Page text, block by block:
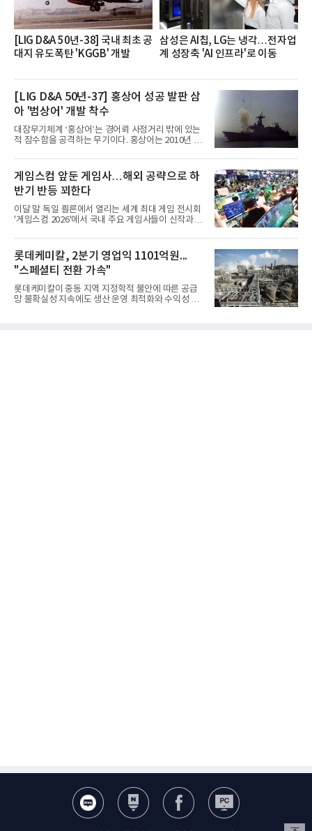
[LIG D&A 50년-38] 국내 최초 공
대지 유도폭탄 'KGGB' 개발
삼성은 AI칩, LG는 냉각…전자업
계 성장축 'AI 인프라'로 이동
[LIG D&A 50년-37] 홍상어 성공 발판 삼
아 '범상어' 개발 착수
대잠무기체계 ‘홍상어’는 경어뢰 사정거리 밖에 있는
적 잠수함을 공격하는 무기이다. 홍상어는 2010년 넥
이뤄졌다. 이후 2012년 한국형 구축함(KDX-1) 이상
의 함정에 실전 배치됐다.그해 7월 해군은 동해상에서
성능 검증을 위해 홍상어 시험발사를 실시했다. 이때
홍상어가 목표 지점에서 입수한 후 표적을 타격하지
못하고 물속에서 멈춰버리는 예상 밖의 일이 벌어졌
다. 2차 품질확인 사격 시험에서도 만족스러운 결과를
얻지 못했다. 완벽한 신뢰성 확보를 위해 LIG넥스원은
분야를
게임스컴 앞둔 게임사…해외 공략으로 하
반기 반등 꾀한다
이달 말 독일 쾰른에서 열리는 세계 최대 게임 전시회
'게임스컴 2026'에서 국내 주요 게임사들이 신작과 글
체별로 엇갈린 가운데 하반기 신작 흥행과 해외 시장
성과가 실적을 좌우할 핵심 변수로 떠오르고 있다.8일
업계에 따르면 올해 상반기 게임업계는 기업별 성적
표가 크게 갈렸다. 대표적으로 크래프톤은 'PUBG: 배
틀그라운드'의 안정적인 성장에 힘입어 상반기 연결
기준 매출 2조6616억원, 영업이익 9725억원으로 역
대 최대 실적을 기록했다. 엔씨도 올해 출시한 '아이온
롯데케미칼, 2분기 영업익 1101억원...
"스페셜티 전환 가속"
롯데케미칼이 중동 지역 지정학적 불안에 따른 공급
망 불확실성 지속에도 생산 운영 최적화와 수익성 중